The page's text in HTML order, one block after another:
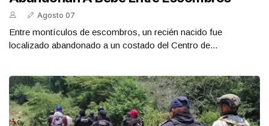
Agosto 07
Entre montículos de escombros, un recién nacido fue
localizado abandonado a un costado del Centro de...